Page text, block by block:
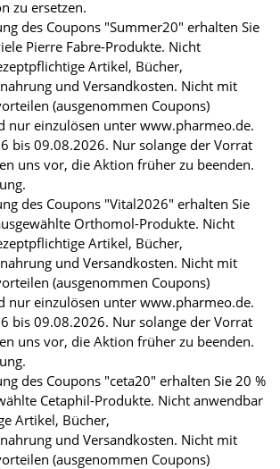
zu ersetzen.
des Coupons "Summer20" erhalten Sie
Pierre Fabre-Produkte. Nicht
Artikel, Bücher,
und Versandkosten. Nicht mit
(ausgenommen Coupons)
nur einzulösen unter www.pharmeo.de.
bis 09.08.2026. Nur solange der Vorrat
uns vor, die Aktion früher zu beenden.
des Coupons "Vital2026" erhalten Sie
Orthomol-Produkte. Nicht
Artikel, Bücher,
und Versandkosten. Nicht mit
(ausgenommen Coupons)
nur einzulösen unter www.pharmeo.de.
bis 09.08.2026. Nur solange der Vorrat
uns vor, die Aktion früher zu beenden.
des Coupons "ceta20" erhalten Sie 20 %
Cetaphil-Produkte. Nicht anwendbar
Artikel, Bücher,
und Versandkosten. Nicht mit
(ausgenommen Coupons)